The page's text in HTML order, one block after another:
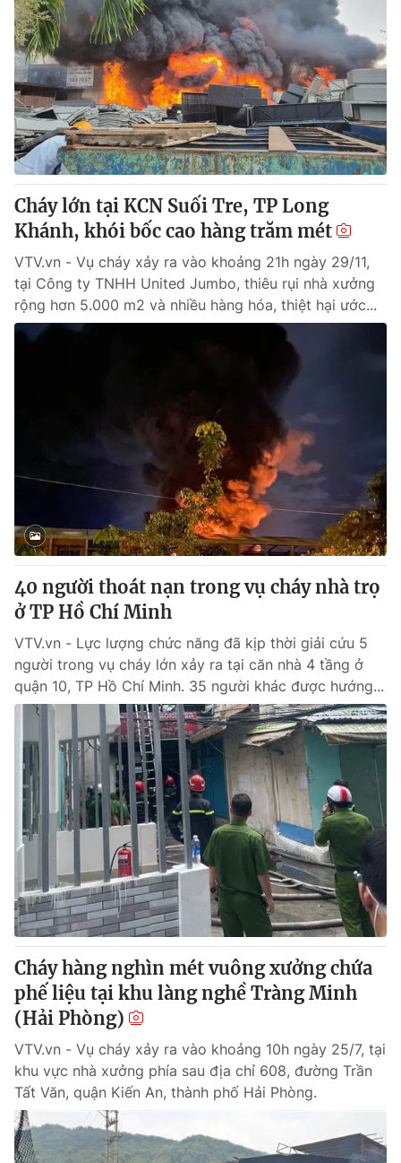
Cháy lớn tại KCN Suối Tre, TP Long
Khánh, khói bốc cao hàng trăm mét
VTV.vn - Vụ cháy xảy ra vào khoảng 21h ngày 29/11,
tại Công ty TNHH United Jumbo, thiêu rụi nhà xưởng
rộng hơn 5.000 m2 và nhiều hàng hóa, thiệt hại ước...
40 người thoát nạn trong vụ cháy nhà trọ
ở TP Hồ Chí Minh
VTV.vn - Lực lượng chức năng đã kịp thời giải cứu 5
người trong vụ cháy lớn xảy ra tại căn nhà 4 tầng ở
quận 10, TP Hồ Chí Minh. 35 người khác được hướng...
Cháy hàng nghìn mét vuông xưởng chứa
phế liệu tại khu làng nghề Tràng Minh
(Hải Phòng)
VTV.vn - Vụ cháy xảy ra vào khoảng 10h ngày 25/7, tại
khu vực nhà xưởng phía sau địa chỉ 608, đường Trần
Tất Văn, quận Kiến An, thành phố Hải Phòng.